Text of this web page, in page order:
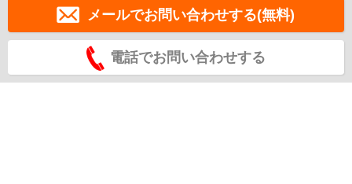
メールでお問い合わせする(無料)
電話でお問い合わせする